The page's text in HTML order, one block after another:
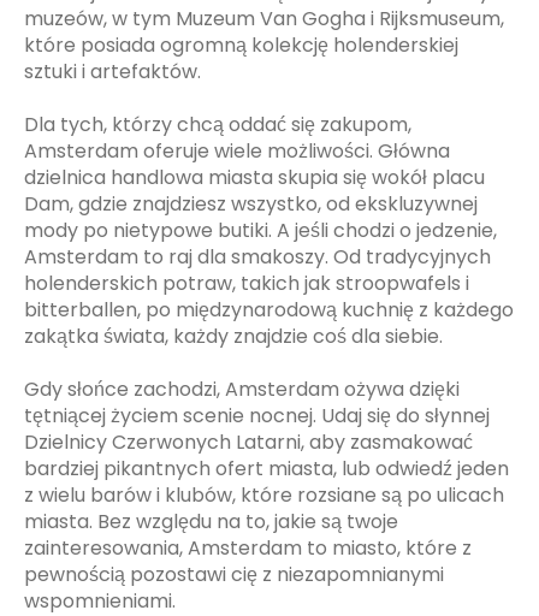
muzeów, w tym Muzeum Van Gogha i Rijksmuseum,
które posiada ogromną kolekcję holenderskiej
sztuki i artefaktów.
Dla tych, którzy chcą oddać się zakupom,
Amsterdam oferuje wiele możliwości. Główna
dzielnica handlowa miasta skupia się wokół placu
Dam, gdzie znajdziesz wszystko, od ekskluzywnej
mody po nietypowe butiki. A jeśli chodzi o jedzenie,
Amsterdam to raj dla smakoszy. Od tradycyjnych
holenderskich potraw, takich jak stroopwafels i
bitterballen, po międzynarodową kuchnię z każdego
zakątka świata, każdy znajdzie coś dla siebie.
Gdy słońce zachodzi, Amsterdam ożywa dzięki
tętniącej życiem scenie nocnej. Udaj się do słynnej
Dzielnicy Czerwonych Latarni, aby zasmakować
bardziej pikantnych ofert miasta, lub odwiedź jeden
z wielu barów i klubów, które rozsiane są po ulicach
miasta. Bez względu na to, jakie są twoje
zainteresowania, Amsterdam to miasto, które z
pewnością pozostawi cię z niezapomnianymi
wspomnieniami.